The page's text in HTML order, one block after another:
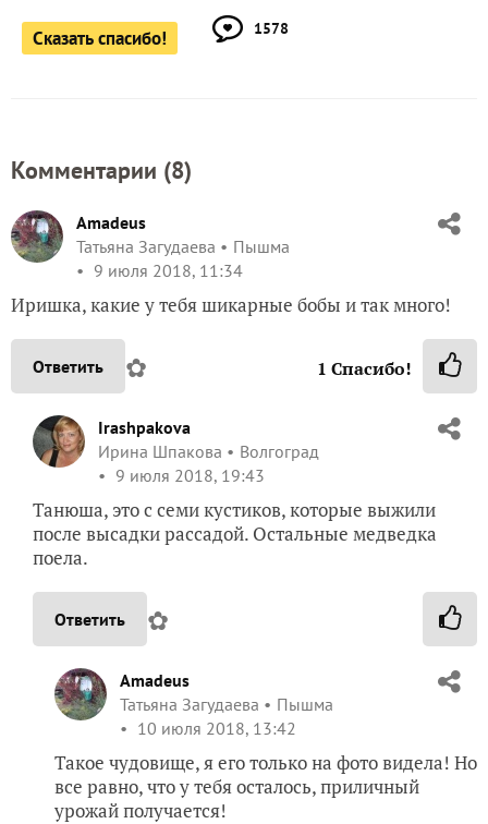
Сказать спасибо! 1578
Комментарии (8)
Amadeus
Татьяна Загудаева
Пышма
9 июля 2018, 11:34
Иришка, какие у тебя шикарные бобы и так много!
Ответить ✿ 1 Спасибо!
Irashpakova
Ирина Шпакова
Волгоград
9 июля 2018, 19:43
Танюша, это с семи кустиков, которые выжили
после высадки рассадой. Остальные медведка
поела.
Ответить ✿
Amadeus
Татьяна Загудаева
Пышма
10 июля 2018, 13:42
Такое чудовище, я его только на фото видела! Но
все равно, что у тебя осталось, приличный
урожай получается!